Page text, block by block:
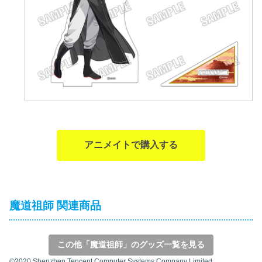
アニメイトで購入する
魔道祖師 関連商品
この他「魔道祖師」のグッズ一覧を見る